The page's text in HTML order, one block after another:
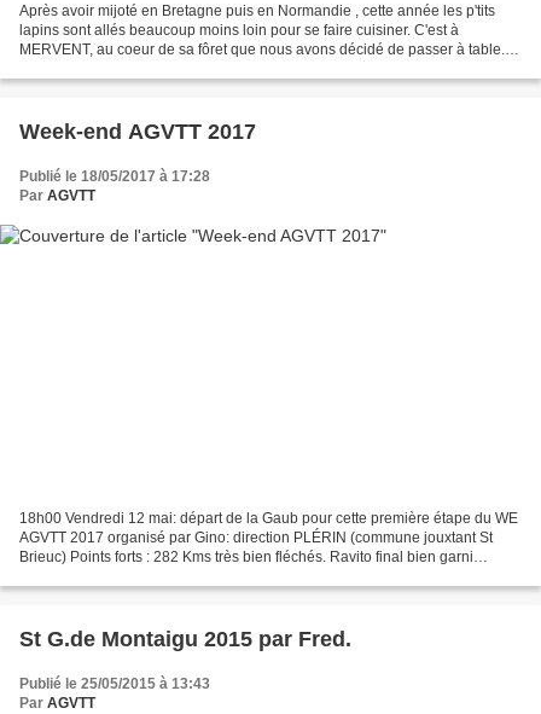
Après avoir mijoté en Bretagne puis en Normandie , cette année les p'tits
lapins sont allés beaucoup moins loin pour se faire cuisiner. C'est à
MERVENT, au coeur de sa fôret que nous avons décidé de passer à table.
Week-end AGVTT 2017
Publié le 18/05/2017 à 17:28
Par AGVTT
18h00 Vendredi 12 mai: départ de la Gaub pour cette première étape du WE
AGVTT 2017 organisé par Gino: direction PLÉRIN (commune jouxtant St
Brieuc) Points forts : 282 Kms très bien fléchés. Ravito final bien garni
St G.de Montaigu 2015 par Fred.
Publié le 25/05/2015 à 13:43
Par AGVTT